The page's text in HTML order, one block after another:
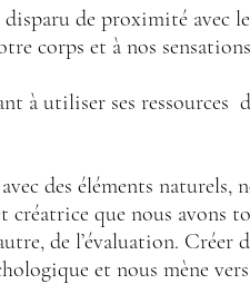
de proximité avec le
corps et à nos
à utiliser ses ressources
des éléments naturels,
que nous avons
de l’évaluation. Créer
et nous mène